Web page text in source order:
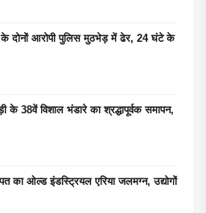
के दोनों आरोपी पुलिस मुठभेड़ में ढेर, 24 घंटे के
के 38वें विशाल भंडारे का श्रद्धापूर्वक समापन,
का ओल्ड इंडस्ट्रियल एरिया जलमग्न, उद्योगों